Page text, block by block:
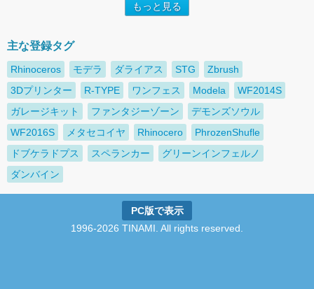
もっと見る
主な登録タグ
Rhinoceros モデラ ダライアス STG
Zbrush
3Dプリンター
R-TYPE ワンフェス Modela
WF2014S
ガレージキット
ファンタジーゾーン
デモンズソウル
WF2016S
メタセコイヤ Rhinocero
PhrozenShufle
ドブケラドプス
スペランカー
グリーンインフェルノ
ダンバイン
PC版で表示
1996-2026 TINAMI. All rights reserved.